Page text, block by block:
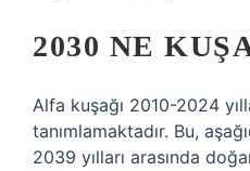
2030 NE
Alfa kuşağı 2010-2024
tanımlamaktadır. Bu,
2039 yılları arasında